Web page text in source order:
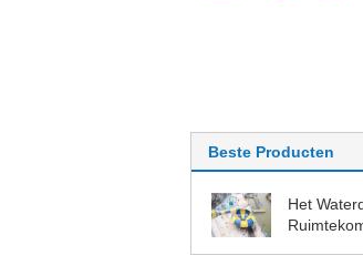
Beste Producten
Het